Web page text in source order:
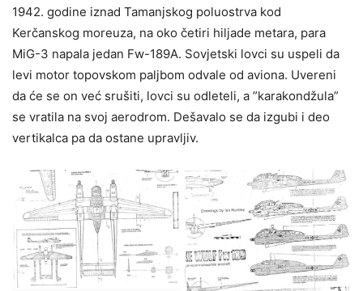
1942. godine iznad Tamanjskog poluostrva kod
Kerčanskog moreuza, na oko četiri hiljade metara, para
MiG-3 napala jedan Fw-189A. Sovjetski lovci su uspeli da
levi motor topovskom paljbom odvale od aviona. Uvereni
da će se on već srušiti, lovci su odleteli, a ”karakondžula”
se vratila na svoj aerodrom. Dešavalo se da izgubi i deo
vertikalca pa da ostane upravljiv.